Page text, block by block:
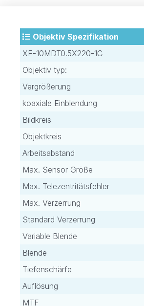
Objektiv Spezifikation
XF-10MDT0.5X220-1C
Objektiv typ:
Vergrößerung
koaxiale Einblendung
Bildkreis
Objektkreis
Arbeitsabstand
Max. Sensor Größe
Max. Telezentritätsfehler
Max. Verzerrung
Standard Verzerrung
Variable Blende
Blende
Tiefenschärfe
Auflösung
MTF